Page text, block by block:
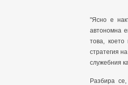
"Ясно е
автономна
това,
стратегия
служебния
Разбира